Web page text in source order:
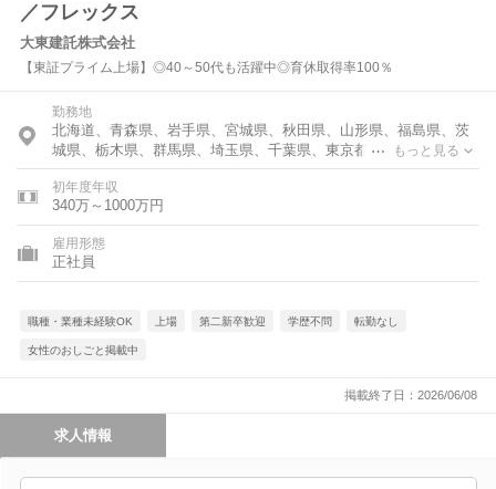
／フレックス
大東建託株式会社
【東証プライム上場】◎40～50代も活躍中◎育休取得率100％
勤務地
北海道、青森県、岩手県、宮城県、秋田県、山形県、福島県、茨
城県、栃木県、群馬県、埼玉県、千葉県、東京都、神奈川県、石
川県、福井県、新潟県、山梨県、長野県、岐阜県、静岡県、愛知
県、三重県、滋賀県、京都府、大阪府、兵庫県、奈良県、和歌山
県、島根県、岡山県、広島県、高知県、福岡県、長崎県、大分
県、沖縄県
もっと見る
初年度年収
340万～1000万円
雇用形態
正社員
職種・業種未経験OK 上場 第二新卒歓迎 学歴不問 転勤なし
女性のおしごと掲載中
掲載終了日：2026/06/08
求人情報